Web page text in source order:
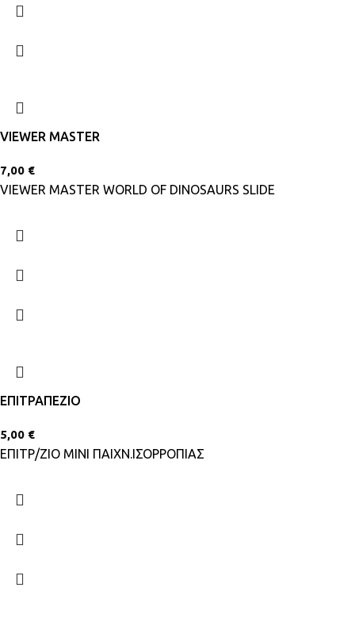
VIEWER MASTER
7,00 €
VIEWER MASTER WORLD OF DINOSAURS SLIDE
ΕΠΙΤΡΑΠΕΖΙΟ
5,00 €
ΕΠΙΤΡ/ΖΙΟ ΜΙΝΙ ΠΑΙΧΝ.ΙΣΟΡΡΟΠΙΑΣ